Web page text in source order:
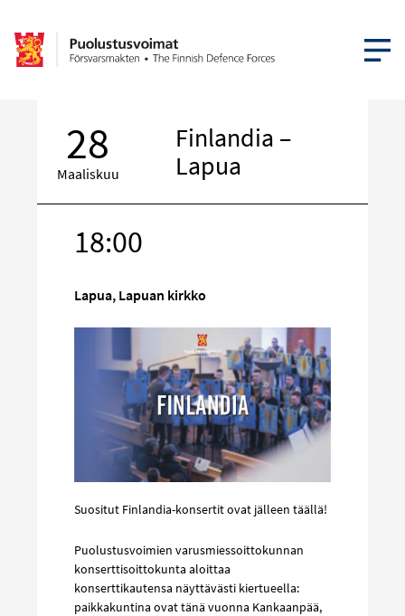
AVAA
28
Maaliskuu
Finlandia –
Lapua
18:00
Lapua, Lapuan kirkko
Suositut Finlandia-konsertit ovat jälleen täällä!
Puolustusvoimien varusmiessoittokunnan
konserttisoittokunta aloittaa
konserttikautensa näyttävästi kiertueella:
paikkakuntina ovat tänä vuonna Kankaanpää,